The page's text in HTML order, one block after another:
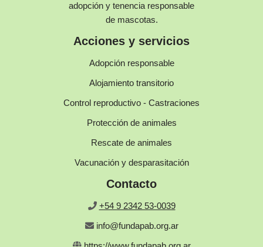
adopción y tenencia responsable
de mascotas.
Acciones y servicios
Adopción responsable
Alojamiento transitorio
Control reproductivo - Castraciones
Protección de animales
Rescate de animales
Vacunación y desparasitación
Contacto
+54 9 2342 53-0039
info@fundapab.org.ar